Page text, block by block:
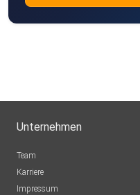
Unternehmen
Team
Karriere
Impressum